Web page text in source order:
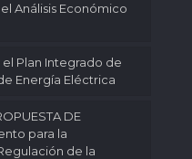
Análisis Económico
Plan Integrado de
Energía Eléctrica
DE
para la
de la